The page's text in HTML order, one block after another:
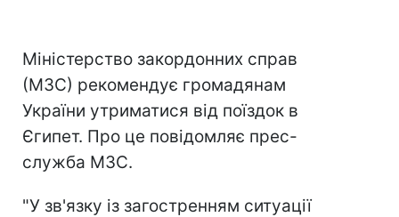
Міністерство закордонних справ
(МЗС) рекомендує громадянам
України утриматися від поїздок в
Єгипет. Про це повідомляє прес-
служба МЗС.
"У зв'язку із загостренням ситуації